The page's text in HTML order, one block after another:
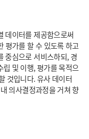
데이터를 제공함으로써
평가를 할 수 있도록 하고
중심으로 서비스하되, 경
및 이행, 평가를 목적으
것입니다. 유사 데이터
의사결정과정을 거쳐 향